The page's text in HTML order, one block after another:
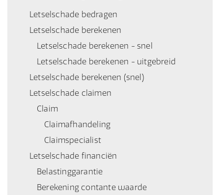
Letselschade bedragen
Letselschade berekenen
Letselschade berekenen - snel
Letselschade berekenen - uitgebreid
Letselschade berekenen (snel)
Letselschade claimen
Claim
Claimafhandeling
Claimspecialist
Letselschade financiën
Belastinggarantie
Berekening contante waarde